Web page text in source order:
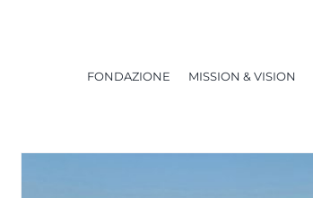
FONDAZIONE MISSION & VISION